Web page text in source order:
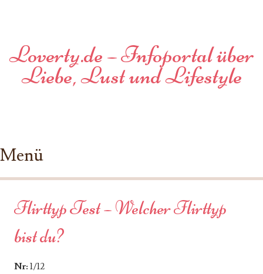
Loverty.de – Infoportal über
Liebe, Lust und Lifestyle
Menü
Flirttyp Test – Welcher Flirttyp
bist du?
Nr: 1/12